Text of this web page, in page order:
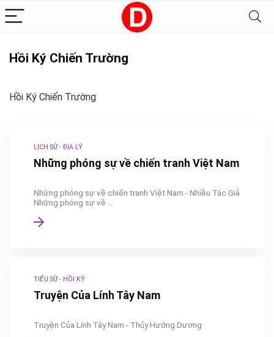
Hồi Ký Chiến Trường
Hồi Ký Chiến Trường
LỊCH SỬ - ĐỊA LÝ
Những phóng sự về chiến tranh Việt Nam
Những phóng sự về chiến tranh Việt Nam - Nhiều Tác Giả
Những phóng sự về ...
TIỂU SỬ - HỒI KÝ
Truyện Của Lính Tây Nam
Truyện Của Lính Tây Nam - Thủy Hướng Dương